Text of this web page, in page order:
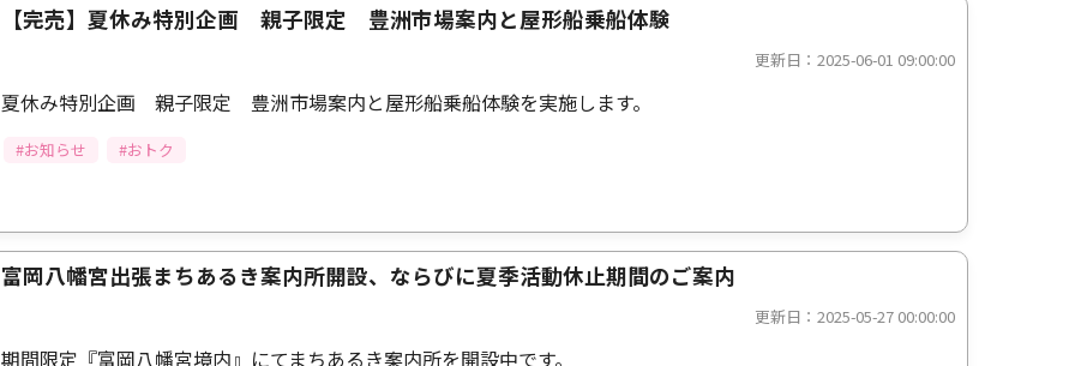
【完売】夏休み特別企画 親子限定 豊洲市場案内と屋形船乗船体験
更新日：2025-06-01 09:00:00
夏休み特別企画 親子限定 豊洲市場案内と屋形船乗船体験を実施します。
#お知らせ #おトク
富岡八幡宮出張まちあるき案内所開設、ならびに夏季活動休止期間のご案内
更新日：2025-05-27 00:00:00
期間限定『富岡八幡宮境内』にてまちあるき案内所を開設中です。